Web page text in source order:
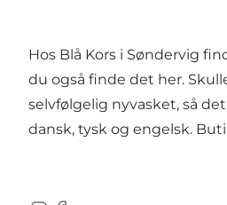
Hos Blå Kors i Søndervig
du også finde det her.
selvfølgelig nyvasket, så
dansk, tysk og engelsk.